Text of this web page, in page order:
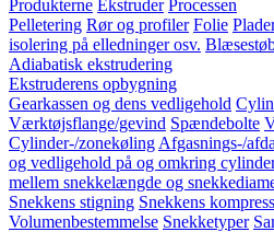
Produkterne Ekstruder Processen
Pelletering Rør og profiler Folie
isolering på elledninger osv.
Adiabatisk ekstrudering
Ekstruderens opbygning
Gearkassen og dens vedligehold
Værktøjsflange/gevind Spændebolte
Cylinder-/zonekøling Afgasnings-/
og vedligehold på og omkring
mellem snekkelængde og
Snekkens stigning Snekkens
Volumenbestemmelse Snekketyper